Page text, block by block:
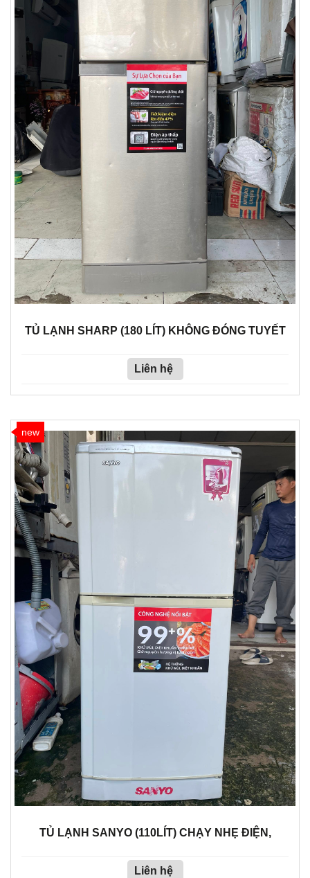
TỦ LẠNH SHARP (180 LÍT) KHÔNG ĐÓNG TUYẾT
Liên hệ
new
TỦ LẠNH SANYO (110LÍT) CHẠY NHẸ ĐIỆN,
Liên hệ